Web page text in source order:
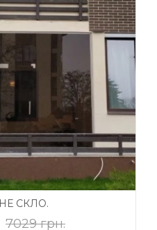
СКЛО.
7029 грн.